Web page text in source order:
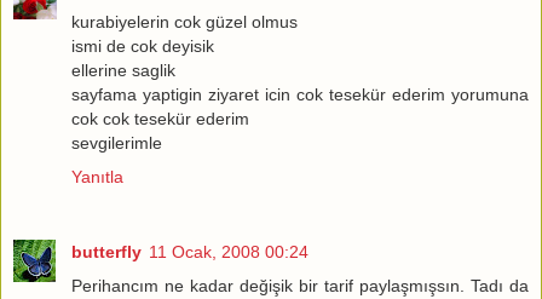
kurabiyelerin cok güzel olmus
ismi de cok deyisik
ellerine saglik
sayfama yaptigin ziyaret icin cok tesekür ederim yorumuna
cok cok tesekür ederim
sevgilerimle
Yanıtla
butterfly 11 Ocak, 2008 00:24
Perihancım ne kadar değişik bir tarif paylaşmışsın. Tadı da